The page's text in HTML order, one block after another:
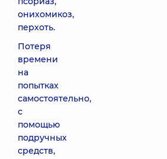
онихомикоз,
перхоть.
Потеря
времени
на
попытках
самостоятельно,
с
помощью
подручных
средств,